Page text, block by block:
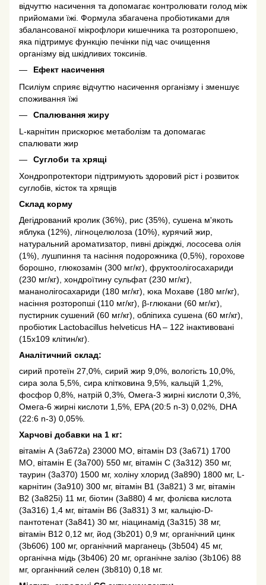
відчуттю насичення та допомагає контролювати голод між
прийомами їжі. Формула збагачена пробіотиками для
збалансованої мікрофлори кишечника та розторопшею,
яка підтримує функцію печінки під час очищення
організму від шкідливих токсинів.
Ефект насичення
Псиліум сприяє відчуттю насичення організму і зменшує
споживання їжі
Спалювання жиру
L-карнітин прискорює метаболізм та допомагає
спалювати жир
Суглоби та хрящі
Хондропротектори підтримують здоровий ріст і розвиток
суглобів, кісток та хрящів
Склад корму
Дегідрований кролик (36%), рис (35%), сушена м'якоть
яблука (12%), лігноцелюлоза (10%), курячий жир,
натуральний ароматизатор, пивні дріжджі, лососева олія
(1%), лушпиння та насіння подорожника (0,5%), горохове
борошно, глюкозамін (300 мг/кг), фруктоолігосахариди
(230 мг/кг), хондроїтину сульфат (230 мг/кг),
мананолігосахариди (180 мг/кг), юка Мохаве (180 мг/кг),
насіння розторопші (110 мг/кг), β-глюкани (60 мг/кг),
пустирник сушений (60 мг/кг), обліпиха сушена (60 мг/кг),
пробіотик Lactobacillus helveticus HA – 122 інактивовані
(15х109 клітин/кг).
Аналітичний склад:
сирий протеїн 27,0%, сирий жир 9,0%, вологість 10,0%,
сира зола 5,5%, сира клітковина 9,5%, кальцій 1,2%,
фосфор 0,8%, натрій 0,3%, Омега-3 жирні кислоти 0,3%,
Омега-6 жирні кислоти 1,5%, EPA (20:5 n-3) 0,02%, DHA
(22:6 n-3) 0,05%.
Харчові добавки на 1 кг:
вітамін А (3a672a) 23000 МО, вітамін D3 (3a671) 1700
МО, вітамін Е (3a700) 550 мг, вітамін С (3a312) 350 мг,
таурин (3a370) 1500 мг, холіну хлорид (3a890) 1800 мг, L-
карнітин (3a910) 300 мг, вітамін B1 (3a821) 3 мг, вітамін
B2 (3a825i) 11 мг, біотин (3a880) 4 мг, фолієва кислота
(3a316) 1,4 мг, вітамін B6 (3a831) 3 мг, кальцію-D-
пантотенат (3a841) 30 мг, ніацинамід (3a315) 38 мг,
вітамін B12 0,12 мг, йод (3b201) 0,9 мг, органічний цинк
(3b606) 100 мг, органічний марганець (3b504) 45 мг,
органічна мідь (3b406) 20 мг, органічне залізо (3b106) 88
мг, органічний селен (3b810) 0,18 мг.